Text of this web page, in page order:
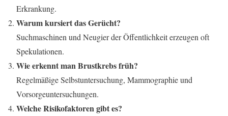
Erkrankung.
Warum kursiert das Gerücht?
Suchmaschinen und Neugier der Öffentlichkeit erzeugen oft
Spekulationen.
Wie erkennt man Brustkrebs früh?
Regelmäßige Selbstuntersuchung, Mammographie und
Vorsorgeuntersuchungen.
Welche Risikofaktoren gibt es?